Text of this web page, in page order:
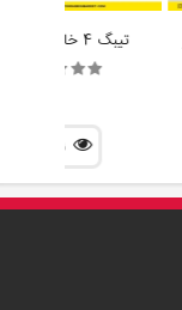
تیبگ 4 خانه مستطیل